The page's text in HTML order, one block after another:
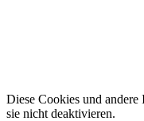
Diese Cookies und
sie nicht deaktivieren.